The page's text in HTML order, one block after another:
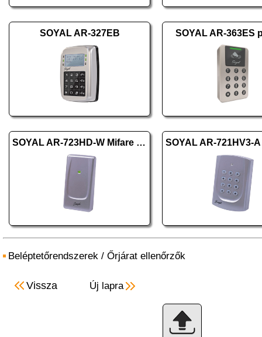
SOYAL AR-327EB SOYAL AR-363ES
SOYAL AR-723HD-W Mifare ezüst
Beléptetőrendszerek / Őrjárat ellenőrzők
Vissza Új lapra